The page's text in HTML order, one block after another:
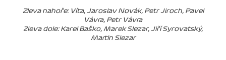
Zleva nahoře: Víťa, Jaroslav Novák, Petr Jiroch, Pavel
Vávra, Petr Vávra
Zleva dole: Karel Baško, Marek Slezar, Jiří Syrovatský,
Martin Slezar